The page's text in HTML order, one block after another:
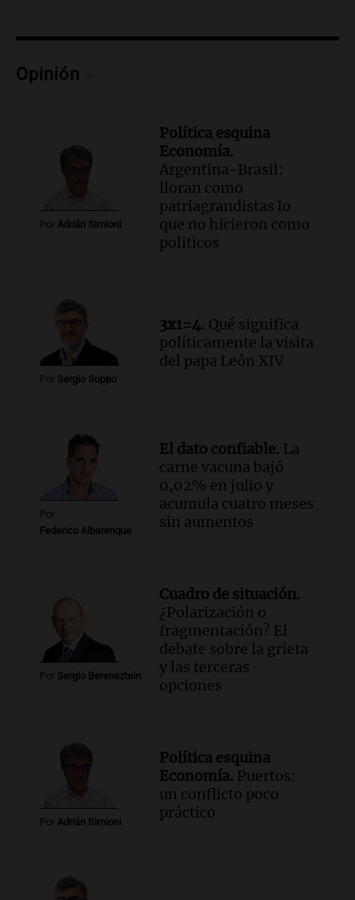
Audio.Estudiantes de Italia realizan
enriquecer su formación educativa
La Universidad de Milán y su
colaboración con la municipalidad para
la educación y parques
Audio.El papamóvil de Juan Pablo II
revive con la visita de León XIV y una
Episodios
Audio.
Monseñor Fenoy celebra la visita
de León XIV a Argentina y reflexiona
sobre su impacto espiritual
Panorama Federal
Fe relativiza el impacto del fallo sobre
jubilaciones en la provincia
Panorama Federal
Episodios
Opinión
Por Adrián Simioni
Política esquina
Economía.
Argentina-Brasil:
lloran como
patriagrandistas lo
que no hicieron como
politicos
Por Sergio Suppo
3x1=4. Qué significa
políticamente la visita
del papa León XIV
Por
Federico Albarenque
El dato confiable. La
carne vacuna bajó
0,02% en julio y
acumula cuatro meses
sin aumentos
Por Sergio Berensztein
Cuadro de situación.
¿Polarización o
fragmentación? El
debate sobre la grieta
y las terceras
opciones
Por Adrián Simioni
Política esquina
Economía. Puertos:
un conflicto poco
práctico